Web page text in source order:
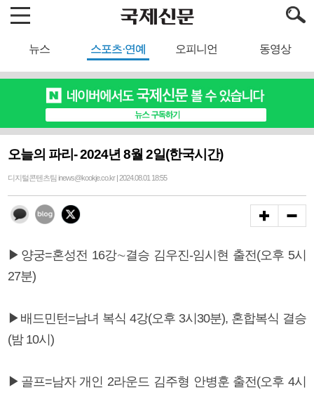
뉴스 스포츠·연예 오피니언 동영상
오늘의 파리- 2024년 8월 2일(한국시간)
디지털콘텐츠팀 inews@kookje.co.kr | 2024.08.01 18:55
▶양궁=혼성전 16강∼결승 김우진-임시현 출전(오후 5시
27분)
▶배드민턴=남녀 복식 4강(오후 3시30분), 혼합복식 결승
(밤 10시)
▶골프=남자 개인 2라운드 김주형 안병훈 출전(오후 4시